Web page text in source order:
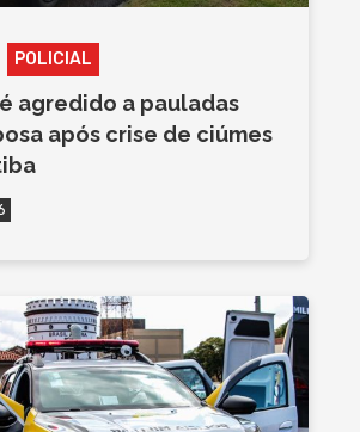
POLICIAL
agredido a pauladas
após crise de ciúmes